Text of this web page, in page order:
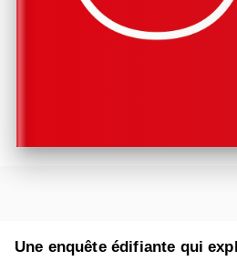
Une enquête édifiante qui